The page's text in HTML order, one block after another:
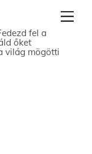
fel a
őket
világ mögötti